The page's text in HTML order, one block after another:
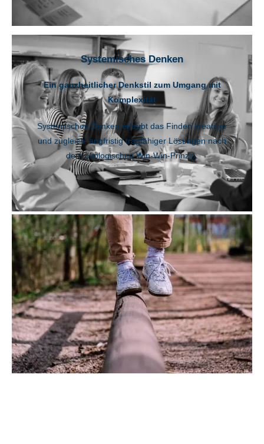
Systemisches Denken
Ein ganzheitlicher Denkstil zum Umgang mit
Komplexität
Systemisches Denken erlaubt das Finden kreativer
und zugleich langfristig tragfähiger Lösungen nach
dem ökologischen Win-Win-Prinzip.